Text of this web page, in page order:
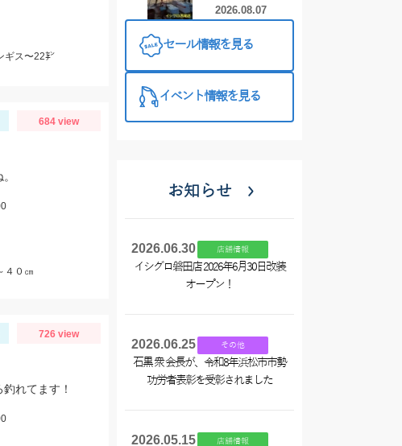
ギス〜22㌢
684 view
４０㎝
726 view
れてます！
連休は何釣り
♪【イシグロ
2026.08.07
セール情報を見る
イベント情報を見る
お知らせ
2026.06.30 店舗情報
イシグロ磐田店 2026年6月30日改装
オープン！
2026.06.25 その他
石黒 衆 会長が、令和8年浜松市市勢
功労者表彰を受彰されました
2026.05.15 店舗情報